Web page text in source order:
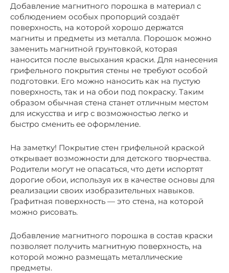
Добавление магнитного порошка в материал с
соблюдением особых пропорций создаёт
поверхность, на которой хорошо держатся
магниты и предметы из металла. Порошок можно
заменить магнитной грунтовкой, которая
наносится после высыхания краски. Для нанесения
грифельного покрытия стены не требуют особой
подготовки. Его можно наносить как на пустую
поверхность, так и на обои под покраску. Таким
образом обычная стена станет отличным местом
для искусства и игр с возможностью легко и
быстро сменить ее оформление.
На заметку! Покрытие стен грифельной краской
открывает возможности для детского творчества.
Родители могут не опасаться, что дети испортят
дорогие обои, используя их в качестве основы для
реализации своих изобразительных навыков.
Графитная поверхность — это стена, на которой
можно рисовать.
Добавление магнитного порошка в состав краски
позволяет получить магнитную поверхность, на
которой можно размещать металлические
предметы.